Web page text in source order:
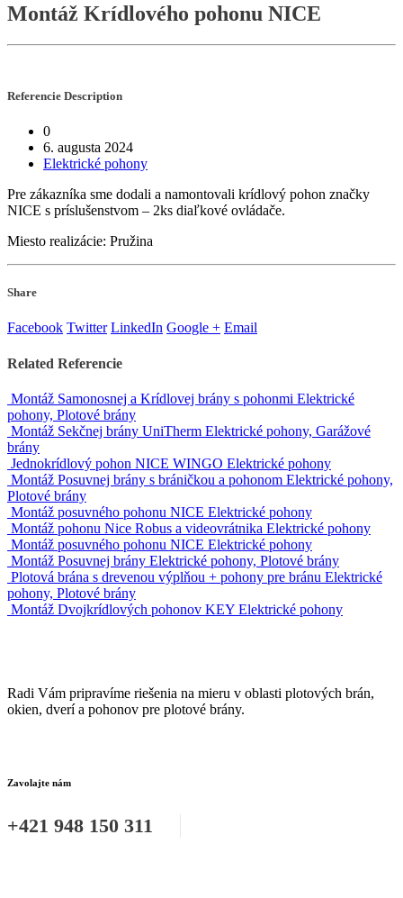
Montáž Krídlového pohonu NICE
Referencie Description
0
6. augusta 2024
Elektrické pohony
Pre zákazníka sme dodali a namontovali krídlový pohon značky
NICE s príslušenstvom – 2ks diaľkové ovládače.
Miesto realizácie: Pružina
Share
Facebook Twitter LinkedIn Google + Email
Related Referencie
Montáž Samonosnej a Krídlovej brány s pohonmi Elektrické
pohony, Plotové brány
Montáž Sekčnej brány UniTherm Elektrické pohony, Garážové
brány
Jednokrídlový pohon NICE WINGO Elektrické pohony
Montáž Posuvnej brány s bráničkou a pohonom Elektrické pohony,
Plotové brány
Montáž posuvného pohonu NICE Elektrické pohony
Montáž pohonu Nice Robus a videovrátnika Elektrické pohony
Montáž posuvného pohonu NICE Elektrické pohony
Montáž Posuvnej brány Elektrické pohony, Plotové brány
Plotová brána s drevenou výplňou + pohony pre bránu Elektrické
pohony, Plotové brány
Montáž Dvojkrídlových pohonov KEY Elektrické pohony
Radi Vám pripravíme riešenia na mieru v oblasti plotových brán,
okien, dverí a pohonov pre plotové brány.
Zavolajte nám
+421 948 150 311